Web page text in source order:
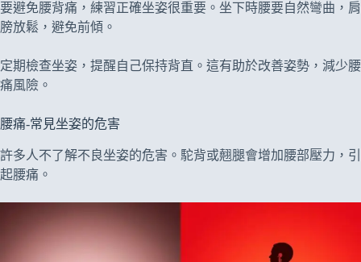
要避免腰背痛，練習正確坐姿很重要。坐下時腰要自然彎曲，肩
膀放鬆，避免前傾。
定期檢查坐姿，提醒自己保持背直。這有助於改善姿勢，減少腰
痛風險。
腰痛-常見坐姿的危害
許多人不了解不良坐姿的危害。駝背或翹腿會增加腰部壓力，引
起腰痛。